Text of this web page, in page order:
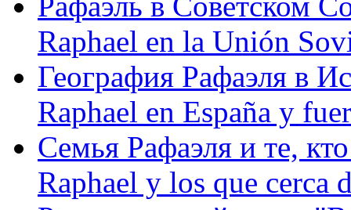
Raphael en la Unión
География Рафаэля в
Raphael en España y
Семья Рафаэля и те,
Raphael y los que cerca